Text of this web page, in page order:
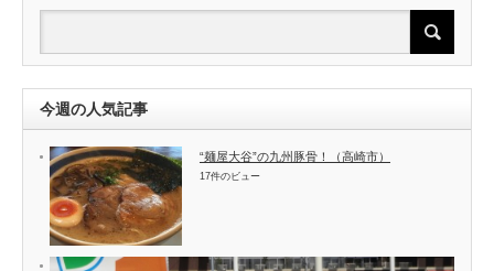
今週の人気記事
“麺屋大谷”の九州豚骨！（高崎市）
17件のビュー